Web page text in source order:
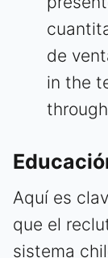
de
in the
Aquí es
que el
sistema